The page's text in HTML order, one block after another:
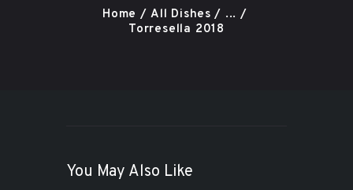
Home All Dishes
...
Torresella 2018
Plats pour emporter
Contact
You May Also Like